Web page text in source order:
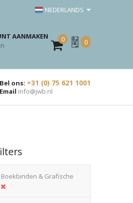
NEDERLANDS
AANMAKEN
0
Mijn
Offerte
0
Bel ons: +31 (0) 75 621 1001
Email info@jwb.nl
Boekbinden & Grafische